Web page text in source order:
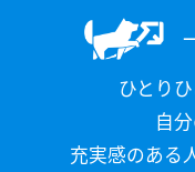
ひとり
自
充実感のある